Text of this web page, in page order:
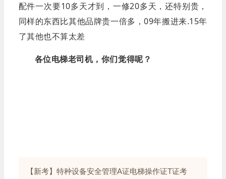
配件一次要10多天才到，一修20多天，还特别贵，
同样的东西比其他品牌贵一倍多，09年搬进来.15年
了其他也不算太差
各位电梯老司机，你们觉得呢？
【新考】特种设备安全管理A证电梯操作证T证考